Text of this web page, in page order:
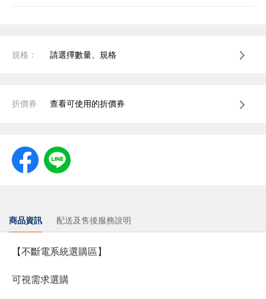
規格： 請選擇數量、規格
折價券 查看可使用的折價券
商品資訊 配送及售後服務說明
【不斷電系統選購區】
可視需求選購